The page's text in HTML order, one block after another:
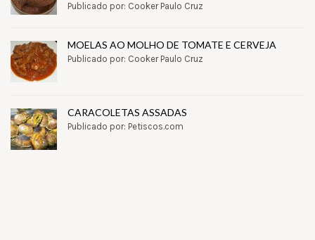
Publicado por: Cooker Paulo Cruz
MOELAS AO MOLHO DE TOMATE E CERVEJA
Publicado por: Cooker Paulo Cruz
CARACOLETAS ASSADAS
Publicado por: Petiscos.com